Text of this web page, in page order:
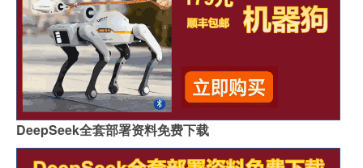
DeepSeek全套部署资料免费下载